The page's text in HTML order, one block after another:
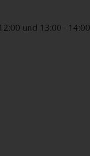
und 13:00 - 14:00